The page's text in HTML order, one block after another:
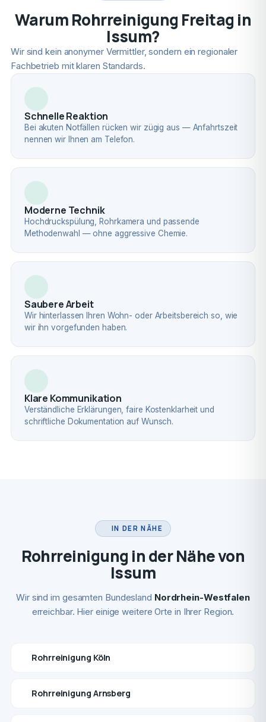
Warum Rohrreinigung Freitag in
Issum?
Wir sind kein anonymer Vermittler, sondern ein regionaler
Fachbetrieb mit klaren Standards.
Schnelle Reaktion
Bei akuten Notfällen rücken wir zügig aus — Anfahrtszeit
nennen wir Ihnen am Telefon.
Moderne Technik
Hochdruckspülung, Rohrkamera und passende
Methodenwahl — ohne aggressive Chemie.
Saubere Arbeit
Wir hinterlassen Ihren Wohn- oder Arbeitsbereich so, wie
wir ihn vorgefunden haben.
Klare Kommunikation
Verständliche Erklärungen, faire Kostenklarheit und
schriftliche Dokumentation auf Wunsch.
IN DER NÄHE
Rohrreinigung in der Nähe von
Issum
Wir sind im gesamten Bundesland Nordrhein-Westfalen
erreichbar. Hier einige weitere Orte in Ihrer Region.
Rohrreinigung Köln
Rohrreinigung Arnsberg